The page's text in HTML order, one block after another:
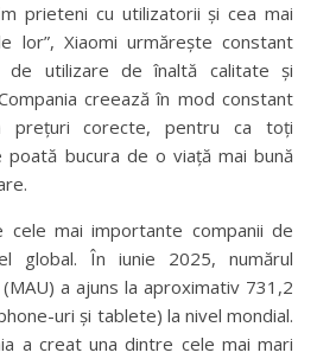
prieteni cu utilizatorii și cea mai
lor”, Xiaomi urmărește constant
de utilizare de înaltă calitate și
creează în mod constant
prețuri corecte, pentru ca toți
poată bucura de o viață mai bună
cele mai importante companii de
global. În iunie 2025, numărul
a ajuns la aproximativ 731,2
uri și tablete) la nivel mondial.
a creat una dintre cele mai mari